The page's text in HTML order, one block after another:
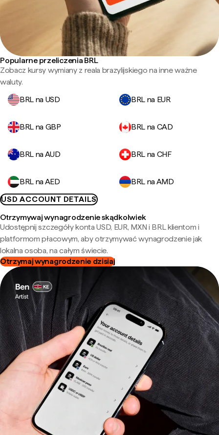
Popularne przeliczenia BRL
Zobacz kursy wymiany z reala brazylijskiego na inne ważne
waluty.
BRL na USD
BRL na EUR
BRL na GBP BRL na CAD
BRL na AUD BRL na CHF
BRL na AED
BRL na AMD
USD ACCOUNT DETAILS
Otrzymywaj wynagrodzenie skądkolwiek
Udostępnij szczegóły konta USD, EUR, MXN i BRL klientom i
platformom płacowym, aby otrzymywać wynagrodzenie jak
lokalna osoba, na całym świecie.
Otrzymaj wynagrodzenie dzisiaj